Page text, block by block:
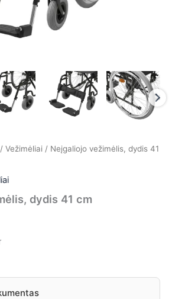
/ Vežimėliai / Neįgaliojo vežimėlis, dydis 41
dydis 41 cm